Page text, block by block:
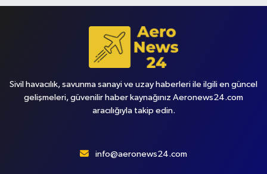
Sivil havacılık, savunma sanayi ve uzay haberleri ile ilgili en güncel
gelişmeleri, güvenilir haber kaynağınız Aeronews24.com
aracılığıyla takip edin.
info@aeronews24.com